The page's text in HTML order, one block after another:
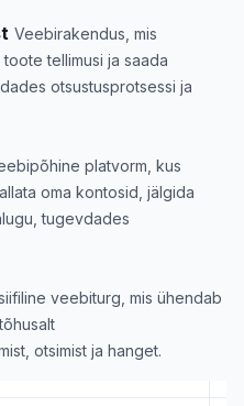
Veebirakendus, mis
tellimusi ja saada
otsustusprotsessi ja
platvorm, kus
oma kontosid, jälgida
tugevdades
veebiturg, mis ühendab
otsimist ja hanget.